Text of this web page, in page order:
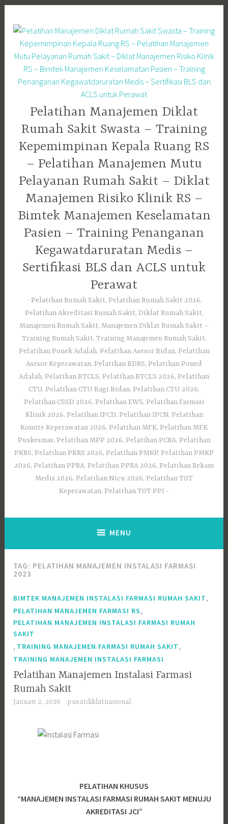
Skip
content
Pelatihan Manajemen Diklat
Rumah Sakit Swasta – Training
Kepemimpinan Kepala Ruang RS
– Pelatihan Manajemen Mutu
Pelayanan Rumah Sakit – Diklat
Manajemen Risiko Klinik RS –
Bimtek Manajemen Keselamatan
Pasien – Training Penanganan
Kegawatdaruratan Medis –
Sertifikasi BLS dan ACLS untuk
Perawat
Pelatihan Rumah Sakit, Pelatihan Rumah Sakit 2026,
Pelatihan Akreditasi Rumah Sakit, Diklat Rumah Sakit,
Manajemen Rumah Sakit, Manajemen Diklat Rumah Sakit –
Training Rumah Sakit, Training Manajemen Rumah Sakit,
Pelatihan Ponek Adalah, Pelatihan Asesor Bidan, Pelatihan
Asesor Keperawatan, Pelatihan BDRS, Pelatihan Poned
Adalah, Pelatihan BTCLS, Pelatihan BTCLS 2026, Pelatihan
CTU, Pelatihan CTU Bagi Bidan, Pelatihan CTU 2026,
Pelatihan CSSD 2026, Pelatihan EWS, Pelatihan Farmasi
Klinik 2026, Pelatihan IPCD, Pelatihan IPCN, Pelatihan
Komite Keperawatan 2026, Pelatihan MFK, Pelatihan MFK
Puskesmas, Pelatihan MPP 2026, Pelatihan PCRA, Pelatihan
PKRS, Pelatihan PKRS 2026, Pelatihan PMKP, Pelatihan PMKP
2026, Pelatihan PPRA, Pelatihan PPRA 2026, Pelatihan Rekam
Medis 2026, Pelatihan Nicu 2026, Pelatihan TOT
Keperawatan, Pelatihan TOT PPI
MENU
TAG: PELATIHAN MANAJEMEN INSTALASI FARMASI
2023
BIMTEK MANAJEMEN INSTALASI FARMASI RUMAH SAKIT
PELATIHAN MANAJEMEN FARMASI RS
PELATIHAN MANAJEMEN INSTALASI FARMASI RUMAH
SAKIT
TRAINING MANAJEMEN FARMASI RUMAH SAKIT
TRAINING MANAJEMEN INSTALASI FARMASI
Pelatihan Manajemen Instalasi Farmasi
Rumah Sakit
Januari 2, 2026 pusatdiklatnasional
PELATIHAN KHUSUS
“MANAJEMEN INSTALASI FARMASI RUMAH SAKIT MENUJU
AKREDITASI JCI”